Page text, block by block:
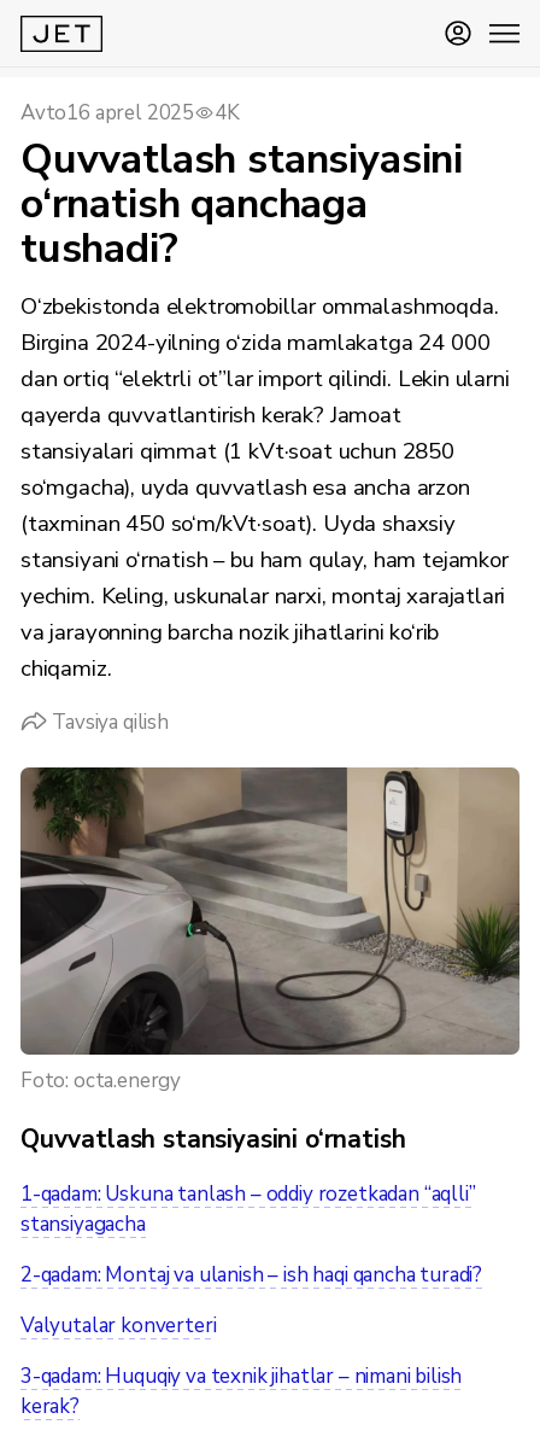
Avto16 aprel 2025 4K
Quvvatlash stansiyasini
o‘rnatish qanchaga
tushadi?
O‘zbekistonda elektromobillar ommalashmoqda.
Birgina 2024-yilning o‘zida mamlakatga 24 000
dan ortiq “elektrli ot”lar import qilindi. Lekin ularni
qayerda quvvatlantirish kerak? Jamoat
stansiyalari qimmat (1 kVt·soat uchun 2850
so‘mgacha), uyda quvvatlash esa ancha arzon
(taxminan 450 so‘m/kVt·soat). Uyda shaxsiy
stansiyani o‘rnatish – bu ham qulay, ham tejamkor
yechim. Keling, uskunalar narxi, montaj xarajatlari
va jarayonning barcha nozik jihatlarini ko‘rib
chiqamiz.
Tavsiya qilish
Foto: octa.energy
Quvvatlash stansiyasini o‘rnatish
1-qadam: Uskuna tanlash – oddiy rozetkadan “aqlli”
stansiyagacha
2-qadam: Montaj va ulanish – ish haqi qancha turadi?
Valyutalar konverteri
3-qadam: Huquqiy va texnik jihatlar – nimani bilish
kerak?